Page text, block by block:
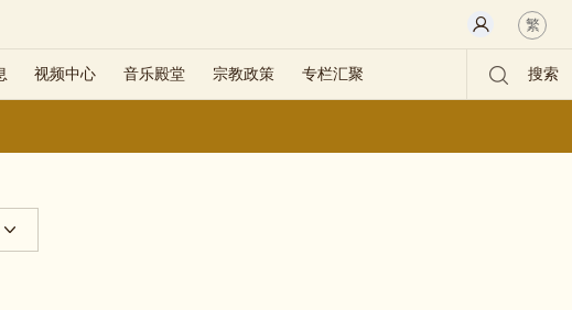
繁
视频中心 音乐殿堂 宗教政策 专栏汇聚 搜索